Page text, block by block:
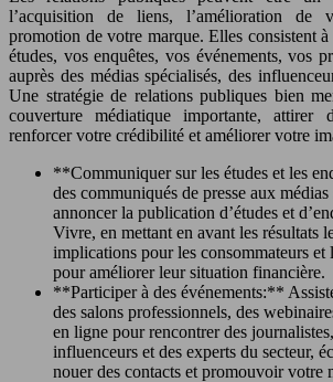
l’acquisition de liens, l’amélioration de
promotion de votre marque. Elles consistent
études, vos enquêtes, vos événements, vos
auprès des médias spécialisés, des
Une stratégie de relations publiques bien
couverture médiatique importante, attirer
renforcer votre crédibilité et améliorer votre
**Communiquer sur les études et les
des communiqués de presse aux
annoncer la publication d’études et
Vivre, en mettant en avant les résultats
implications pour les consommateurs et
pour améliorer leur situation financière.
**Participer à des événements:**
des salons professionnels, des
en ligne pour rencontrer des
influenceurs et des experts du secteur,
nouer des contacts et promouvoir votre